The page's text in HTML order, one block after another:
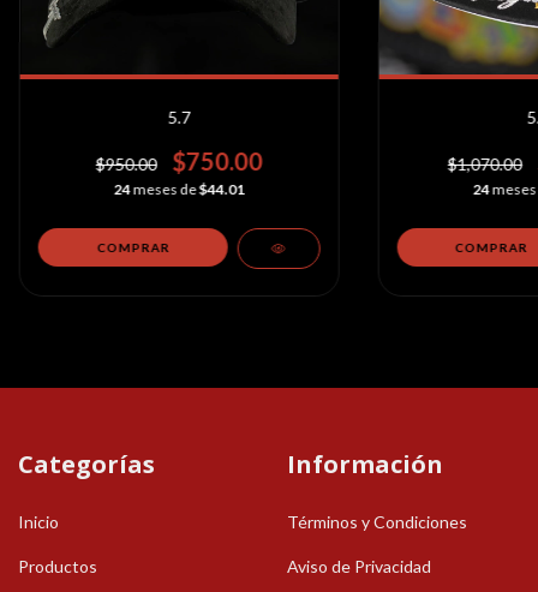
5.7
$950.00 $750.00
24meses de$44.01
$1,070.00
24
Categorías
Inicio
Productos
Información
Términos y Condiciones
Aviso de Privacidad